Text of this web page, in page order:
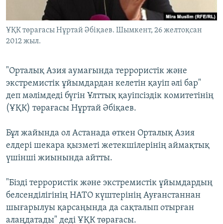
Басқа тілдерде
ҰҚК төрағасы Нұртай Әбіқаев. Шымкент, 26 желтоқсан
2012 жыл.
"Орталық Азия аумағында террористік және
экстремистік ұйымдардан келетін қауіп әлі бар"
деп мәлімдеді бүгін Ұлттық қауіпсіздік комитетінің
(ҰҚК) төрағасы Нұртай Әбіқаев.
Бұл жайында ол Астанада өткен Орталық Азия
елдері шекара қызметі жетекшілерінің аймақтық
үшінші жиынында айтты.
"Бізді террористік және экстремистік ұйымдардың
белсенділігінің НАТО күштерінің Ауғанстаннан
шығарылуы қарсаңында да сақталып отырған
алаңдатады" деді ҰҚК төрағасы.